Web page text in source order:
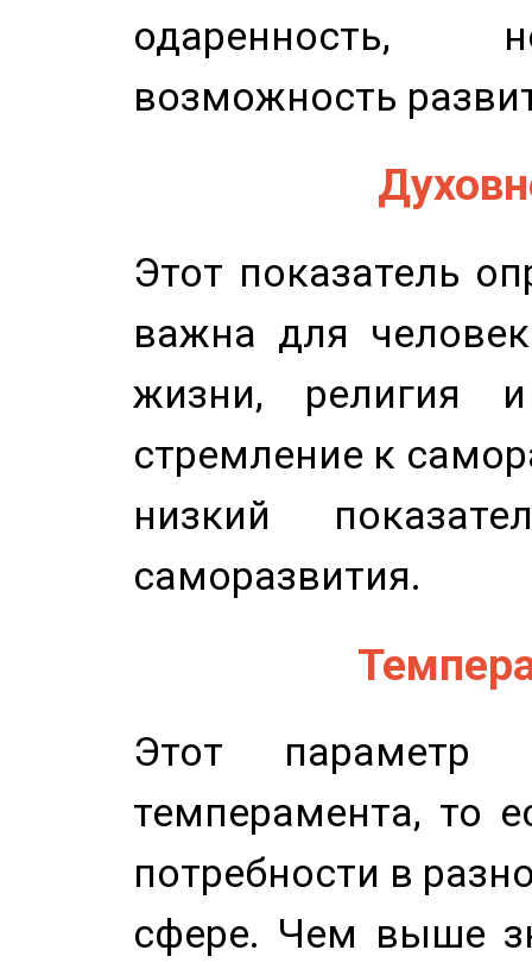
одаренность,
возможность
Этот показатель
важна для
жизни, религия
стремление к
низкий
саморазвития.
Этот параметр
темперамента, то
потребности в
сфере. Чем выше